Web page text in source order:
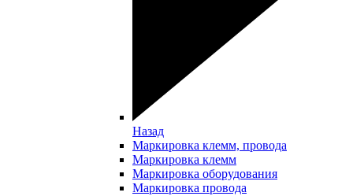
Назад
Маркировка клемм, провода
Маркировка клемм
Маркировка оборудования
Маркировка провода